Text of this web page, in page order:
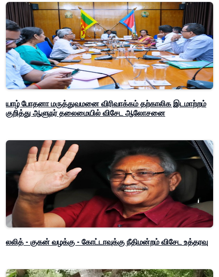
யாழ் போதனா மருத்துவமனை விரிவாக்கம் தற்காலிக இடமாற்றம்
குறித்து ஆளுநர் தலைமையில் விசேட ஆலோசனை
லலித் - குகன் வழக்கு - கோட்டாவுக்கு நீதிமன்றம் விசேட உத்தரவு